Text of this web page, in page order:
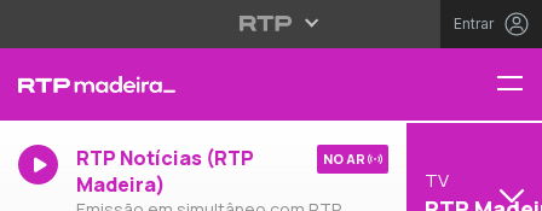
Entrar
RTP Notícias (RTP
Madeira)
NO AR
TV